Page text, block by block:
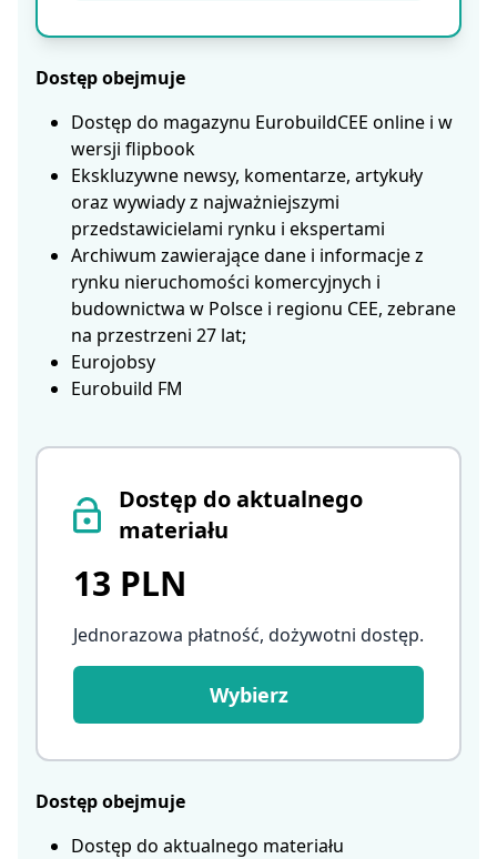
Dostęp do aktualnego
materiału
13 PLN
Jednorazowa płatność, dożywotni dostęp.
Wybierz
Dostęp obejmuje
Dostęp do aktualnego materiału
Dostęp obejmuje
Dostęp do magazynu EurobuildCEE online i w
wersji flipbook
Ekskluzywne newsy, komentarze, artykuły
oraz wywiady z najważniejszymi
przedstawicielami rynku i ekspertami
Archiwum zawierające dane i informacje z
rynku nieruchomości komercyjnych i
budownictwa w Polsce i regionu CEE, zebrane
na przestrzeni 27 lat;
Eurojobsy
Eurobuild FM